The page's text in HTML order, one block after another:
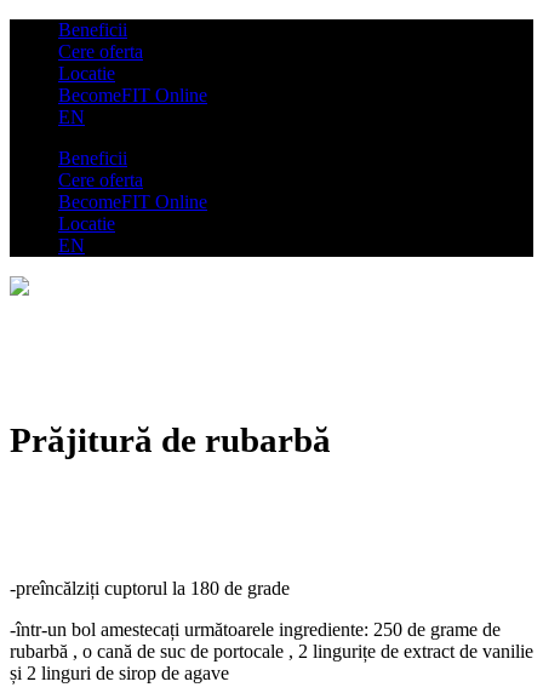
Beneficii
Cere oferta
Locatie
BecomeFIT Online
EN
Beneficii
Cere oferta
BecomeFIT Online
Locatie
EN
Prăjitură de rubarbă
-preîncălziți cuptorul la 180 de grade
-într-un bol amestecați următoarele ingrediente: 250 de grame de
rubarbă , o cană de suc de portocale , 2 lingurițe de extract de vanilie
și 2 linguri de sirop de agave